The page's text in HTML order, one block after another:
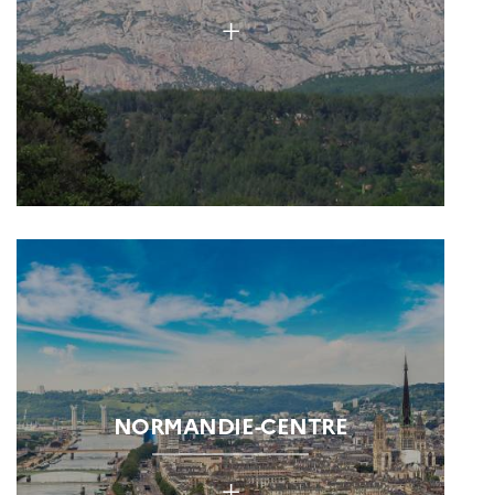
+
NORMANDIE-CENTRE
+